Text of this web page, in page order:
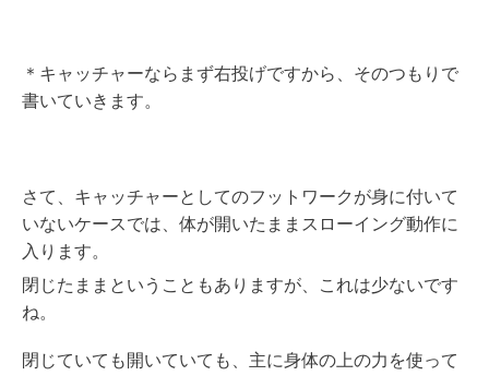
＊キャッチャーならまず右投げですから、そのつもりで
書いていきます。
さて、キャッチャーとしてのフットワークが身に付いて
いないケースでは、体が開いたままスローイング動作に
入ります。
閉じたままということもありますが、これは少ないです
ね。
閉じていても開いていても、主に身体の上の力を使って